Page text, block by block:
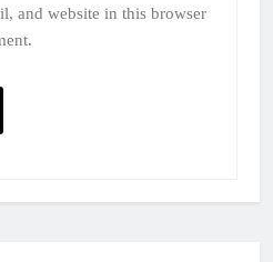
and website in this browser